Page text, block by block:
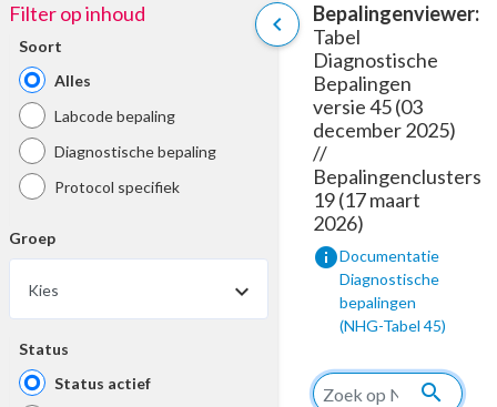
chevron_left
Filter op inhoud
Soort
Alles
Labcode bepaling
Diagnostische bepaling
Protocol specifiek
Groep
Kies
Status
Status actief
Bepalingenviewer:
Tabel
Diagnostische
Bepalingen
versie 45 (03
december 2025)
//
Bepalingenclusters
19 (17 maart
2026)
infoDocumentatie
Diagnostische
bepalingen
(NHG-Tabel 45)
search